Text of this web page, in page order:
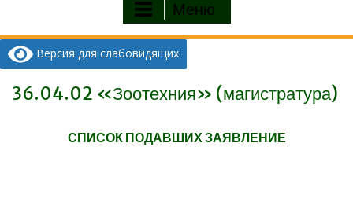
Меню
Версия для слабовидящих
36.04.02 «Зоотехния» (магистратура)
СПИСОК ПОДАВШИХ ЗАЯВЛЕНИЕ